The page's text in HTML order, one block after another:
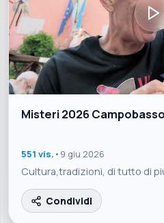
Misteri 2026
551 vis. • 9 giu 2026
Cultura,tradizioni, di tutto di
Condividi